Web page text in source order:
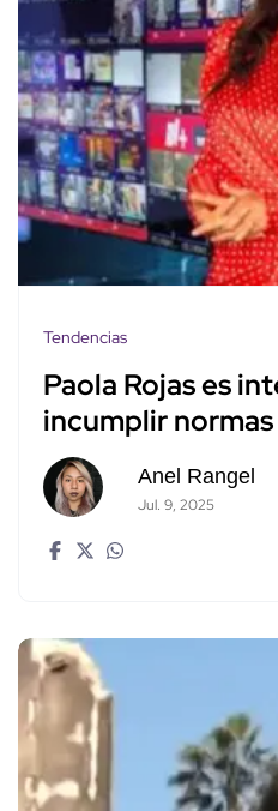
Tendencias
Paola Rojas es
incumplir
Anel Rangel
Jul. 9, 2025